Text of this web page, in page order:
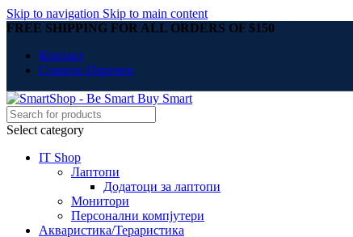
Skip to navigation Skip to main content
FREE SHIPPING FOR ALL ORDERS OF $150
Контакт
Станете Партнер
Select category
IT Shop
Лаптопи
Додатоци за лаптопи
Монитори
Персонални компјутери
Акваристика/Тераристика